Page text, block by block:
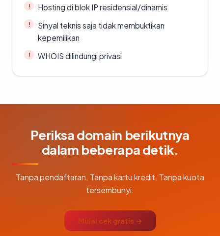
Hosting di blok IP residensial/dinamis
Sinyal teknis saja tidak membuktikan
kepemilikan
WHOIS dilindungi privasi
Periksa domain berikutnya
dalam beberapa detik.
Tanpa pendaftaran. Tanpa kartu kredit. Tanpa kuota
tersembunyi.
Mulai cek gratis →